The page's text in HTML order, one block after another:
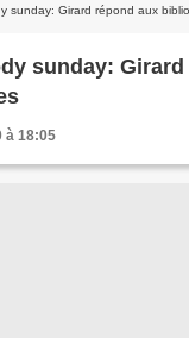
sunday: Girard répond aux
sunday:
à 18:05